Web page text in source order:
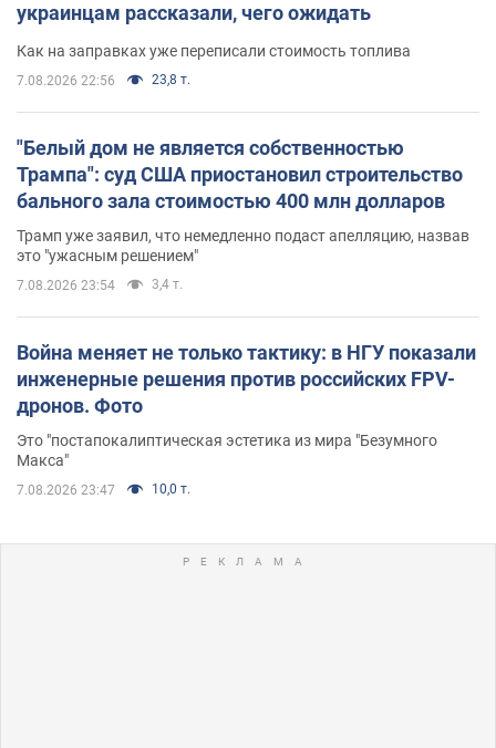
украинцам рассказали, чего ожидать
Как на заправках уже переписали стоимость топлива
7.08.2026 22:56 23,8 т.
"Белый дом не является собственностью
Трампа": суд США приостановил строительство
бального зала стоимостью 400 млн долларов
Трамп уже заявил, что немедленно подаст апелляцию, назвав
это "ужасным решением"
7.08.2026 23:54 3,4 т.
Война меняет не только тактику: в НГУ показали
инженерные решения против российских FPV-
дронов. Фото
Это "постапокалиптическая эстетика из мира "Безумного
Макса"
7.08.2026 23:47 10,0 т.